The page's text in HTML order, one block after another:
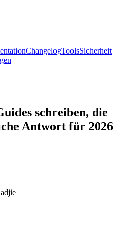
ChangelogToolsSicherheit
schreiben, die
Antwort für 2026